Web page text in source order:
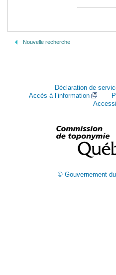
Nouvelle recherche
Déclaration de
Accès à l’information
© Gouvernement